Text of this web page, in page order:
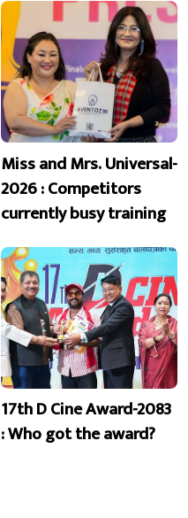
Miss and Mrs. Universal-
2026 : Competitors
currently busy training
17th D Cine Award-2083
: Who got the award?